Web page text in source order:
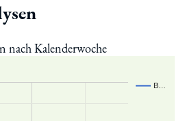
nach Kalenderwoche
B…